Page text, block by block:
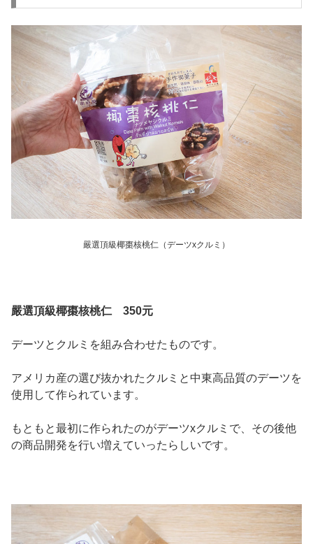
嚴選頂級椰棗核桃仁（デーツxクルミ）
嚴選頂級椰棗核桃仁 350元
デーツとクルミを組み合わせたものです。
アメリカ産の選び抜かれたクルミと中東高品質のデーツを
使用して作られています。
もともと最初に作られたのがデーツxクルミで、その後他
の商品開発を行い増えていったらしいです。